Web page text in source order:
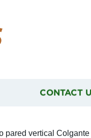
CONTACT
vertical